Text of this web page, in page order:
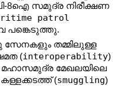
8ഐ സമുദ്ര നിരീക്ഷണ
patrol
പങ്കെടുത്തു.
തമ്മിലുള്ള
(interoperability)
മഹാസമുദ്ര മേഖലയിലെ
കള്ളക്കടത്ത് (smuggling)